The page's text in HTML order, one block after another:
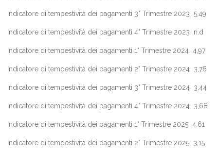
Indicatore di tempestività dei pagamenti 3° Trimestre 2023 5,49
Indicatore di tempestività dei pagamenti 4° Trimestre 2023 n.d
Indicatore di tempestività dei pagamenti 1° Trimestre 2024 4,97
Indicatore di tempestività dei pagamenti 2° Trimestre 2024 3,76
Indicatore di tempestività dei pagamenti 3° Trimestre 2024 3,44
Indicatore di tempestività dei pagamenti 4° Trimestre 2024 3,68
Indicatore di tempestività dei pagamenti 1° Trimestre 2025 4,61
Indicatore di tempestività dei pagamenti 2° Trimestre 2025 3,15